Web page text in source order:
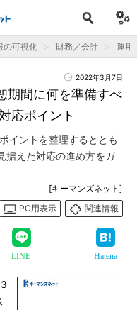
の可視化 財務／会計 運用
2022年3月7日
期間に何を準備すべ
応ポイント
イントを整理するととも
据えた対応の進め方をガ
[キーマンズネット]
PC用表示
関連情報
LINE Hatena